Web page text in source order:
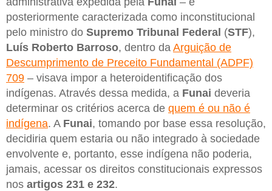
posteriormente caracterizada como inconstitucional
pelo ministro do Supremo Tribunal Federal (STF),
Luís Roberto Barroso, dentro da Arguição de
Descumprimento de Preceito Fundamental (ADPF)
709 – visava impor a heteroidentificação dos
indígenas. Através dessa medida, a Funai deveria
determinar os critérios acerca de quem é ou não é
indígena. A Funai, tomando por base essa resolução,
decidiria quem estaria ou não integrado à sociedade
envolvente e, portanto, esse indígena não poderia,
jamais, acessar os direitos constitucionais expressos
nos artigos 231 e 232.